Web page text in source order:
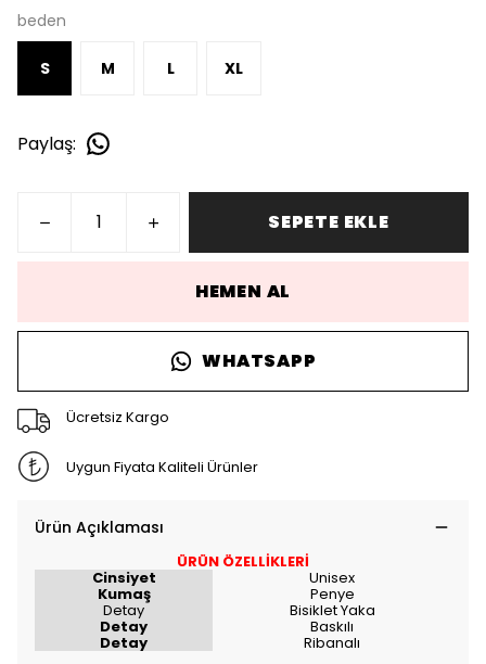
beden
S M L XL
Paylaş:
SEPETE EKLE
HEMEN AL
WHATSAPP
Ücretsiz Kargo
Uygun Fiyata Kaliteli Ürünler
Ürün Açıklaması
ÜRÜN ÖZELLİKLERİ
Cinsiyet Unisex
Kumaş Penye
Detay Bisiklet Yaka
Detay Baskılı
Detay Ribanalı